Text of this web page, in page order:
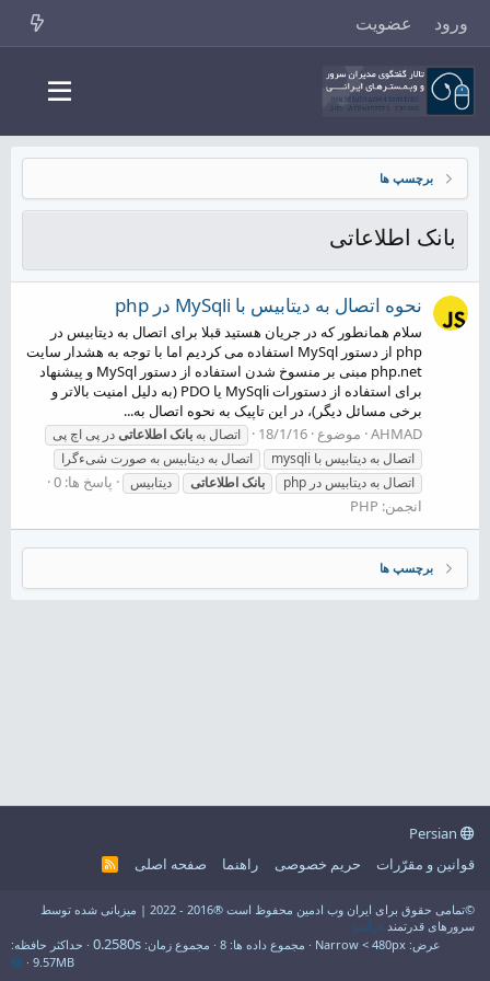
ورود عضویت
برچسپ ها
بانک اطلاعاتی
نحوه اتصال به دیتابیس با MySqli در php
سلام همانطور که در جریان هستید قبلا برای اتصال به دیتابیس در
php از دستور MySql استفاده می کردیم اما با توجه به هشدار سایت
php.net مبنی بر منسوخ شدن استفاده از دستور MySql و پیشنهاد
برای استفاده از دستورات MySqli یا PDO (به دلیل امنیت بالاتر و
برخی مسائل دیگر)، در این تاپیک به نحوه اتصال به...
AHMAD موضوع 18/1/16 اتصال به بانکاطلاعاتیدر پی اچ پی
اتصال به دیتابیس با mysqli
اتصال به دیتابیس به صورت شیءگرا
اتصال به دیتابیس در php
بانکاطلاعاتی دیتابیس
پاسخ ها: 0
انجمن: PHP
برچسپ ها
قوانین و مقرّرات
حریم خصوصی راهنما صفحه اصلی
R
©تمامی حقوق برای ایران وب ادمین محفوظ است ®2016 - 2022 | میزبانی شده توسط
سرورهای قدرتمند فراسو
عرض
مجموع داده ها 8 مجموع زمان 0.2580s
حداکثر حافظه
9.57MB